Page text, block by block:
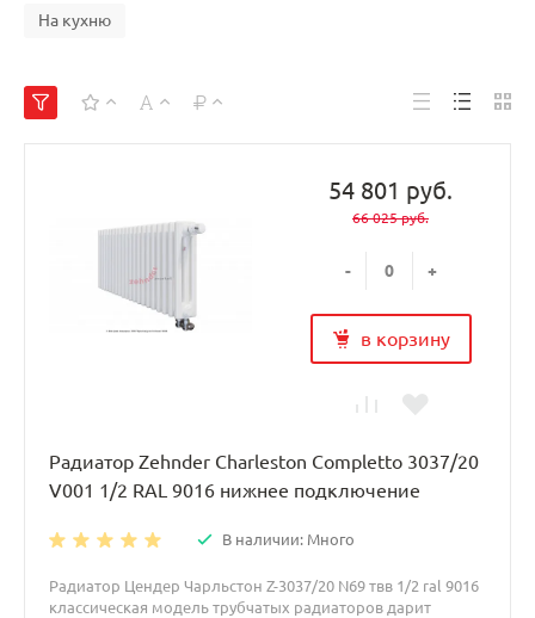
На кухню
54 801 руб.
66 025 руб.
- +
в корзину
Радиатор Zehnder Charleston Completto 3037/20
V001 1/2 RAL 9016 нижнее подключение
В наличии: Много
Радиатор Цендер Чарльстон Z-3037/20 N69 твв 1/2 ral 9016
классическая модель трубчатых радиаторов дарит